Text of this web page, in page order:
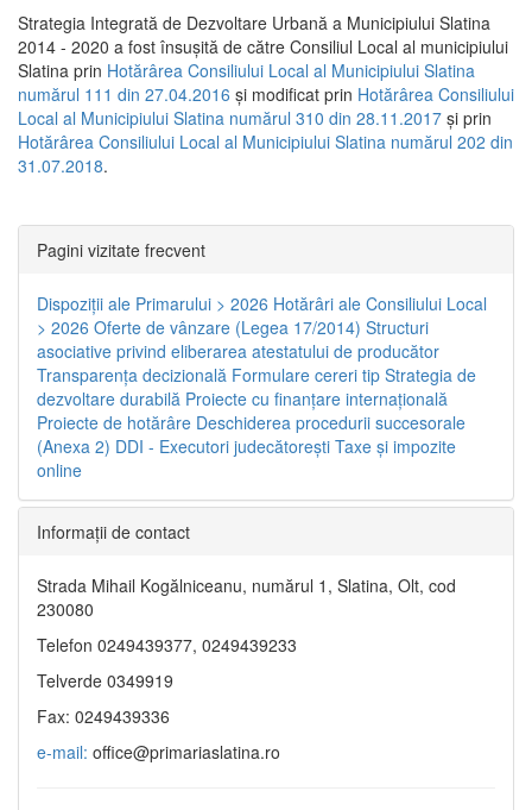
Strategia Integrată de Dezvoltare Urbană a Municipiului Slatina
2014 - 2020 a fost însuşită de către Consiliul Local al municipiului
Slatina prin Hotărârea Consiliului Local al Municipiului Slatina
numărul 111 din 27.04.2016 și modificat prin Hotărârea Consiliului
Local al Municipiului Slatina numărul 310 din 28.11.2017 și prin
Hotărârea Consiliului Local al Municipiului Slatina numărul 202 din
31.07.2018.
Pagini vizitate frecvent
Dispoziţii ale Primarului > 2026 Hotărâri ale Consiliului Local
> 2026 Oferte de vânzare (Legea 17/2014) Structuri
asociative privind eliberarea atestatului de producător
Transparenţa decizională Formulare cereri tip Strategia de
dezvoltare durabilă Proiecte cu finanţare internaţională
Proiecte de hotărâre Deschiderea procedurii succesorale
(Anexa 2) DDI - Executori judecătorești Taxe şi impozite
online
Informaţii de contact
Strada Mihail Kogălniceanu, numărul 1, Slatina, Olt, cod
230080
Telefon 0249439377, 0249439233
Telverde 0349919
Fax: 0249439336
e-mail: office@primariaslatina.ro